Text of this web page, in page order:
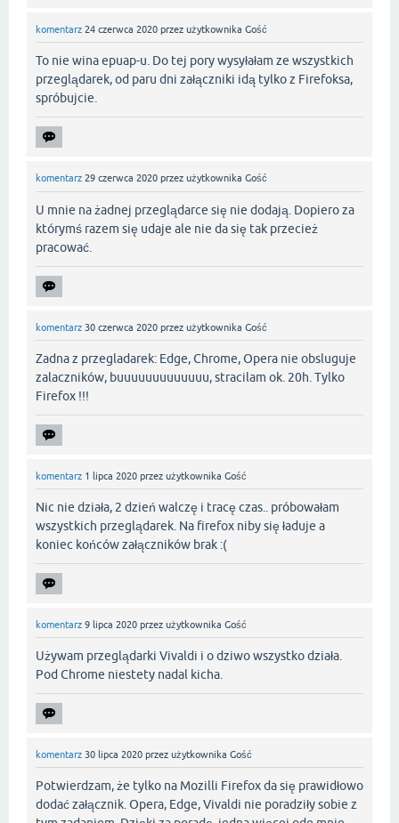
komentarz 24 czerwca 2020 przez użytkownika Gość
To nie wina epuap-u. Do tej pory wysyłałam ze wszystkich
przeglądarek, od paru dni załączniki idą tylko z Firefoksa,
spróbujcie.
komentarz 29 czerwca 2020 przez użytkownika Gość
U mnie na żadnej przeglądarce się nie dodają. Dopiero za
którymś razem się udaje ale nie da się tak przecież
pracować.
komentarz 30 czerwca 2020 przez użytkownika Gość
Zadna z przegladarek: Edge, Chrome, Opera nie obsluguje
zalaczników, buuuuuuuuuuuuu, stracilam ok. 20h. Tylko
Firefox !!!
komentarz 1 lipca 2020 przez użytkownika Gość
Nic nie działa, 2 dzień walczę i tracę czas.. próbowałam
wszystkich przeglądarek. Na firefox niby się ładuje a
koniec końców załączników brak :(
komentarz 9 lipca 2020 przez użytkownika Gość
Używam przeglądarki Vivaldi i o dziwo wszystko działa.
Pod Chrome niestety nadal kicha.
komentarz 30 lipca 2020 przez użytkownika Gość
Potwierdzam, że tylko na Mozilli Firefox da się prawidłowo
dodać załącznik. Opera, Edge, Vivaldi nie poradziły sobie z